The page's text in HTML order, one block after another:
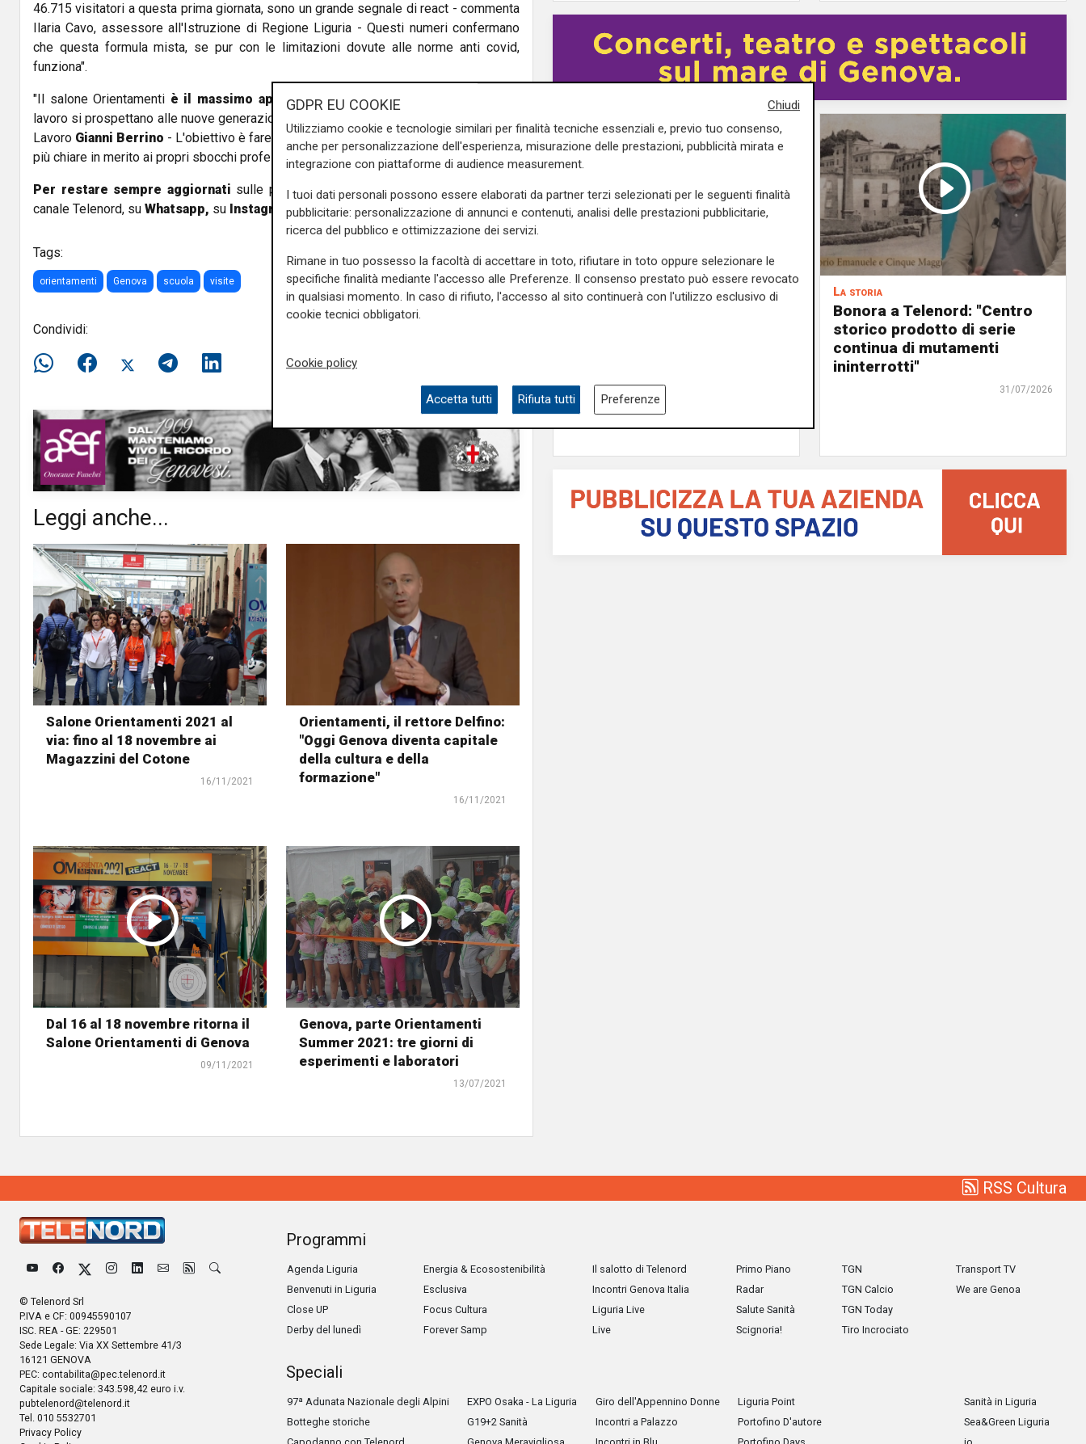
46.715 visitatori a questa prima giornata, sono un grande segnale di react - commenta
Ilaria Cavo, assessore all'Istruzione di Regione Liguria - Questi numeri confermano
che questa formula mista, se pur con le limitazioni dovute alle norme anti covid,
funziona".
"Il salone Orientamenti è il massimo appuntamento in Italia
lavoro si prospettano alle nuove generazioni - ha sottolineato l'assessore regionale al
Lavoro Gianni Berrino - L'obiettivo è fare in modo che i nostri giovani abbiano le idee
più chiare in merito ai propri sbocchi professionali".
Per restare sempre aggiornati sulle principali notizie sulla Liguria seguiteci sul
canale Telenord, su Whatsapp, su Instagram,suYoutubee suFacebook.
Tags:
orientamenti Genova scuola visite
Condividi:
Leggi anche...
Salone Orientamenti 2021 al
via: fino al 18 novembre ai
Magazzini del Cotone
16/11/2021
Orientamenti, il rettore Delfino:
"Oggi Genova diventa capitale
della cultura e della
formazione"
16/11/2021
Dal 16 al 18 novembre ritorna il
Salone Orientamenti di Genova
09/11/2021
Genova, parte Orientamenti
Summer 2021: tre giorni di
esperimenti e laboratori
13/07/2021
Il programma
Made in Italy
La storia
Bonora a Telenord: "Centro
storico prodotto di serie
continua di mutamenti
ininterrotti"
31/07/2026
RSS Cultura
© Telenord Srl
P.IVA e CF: 00945590107
ISC. REA - GE: 229501
Sede Legale: Via XX Settembre 41/3
16121 GENOVA
PEC: contabilita@pec.telenord.it
Capitale sociale: 343.598,42 euro i.v.
pubtelenord@telenord.it
Tel. 010 5532701
Privacy Policy
Programmi
Agenda Liguria
Benvenuti in Liguria
Close UP
Derby del lunedì
Energia & Ecosostenibilità
Esclusiva
Focus Cultura
Forever Samp
Il salotto di Telenord
Incontri Genova Italia
Liguria Live
Live
Primo Piano
Radar
Salute Sanità
Scignoria!
TGN
TGN Calcio
TGN Today
Tiro Incrociato
Transport TV
We are Genoa
Speciali
97ª Adunata Nazionale degli Alpini
Botteghe storiche
EXPO Osaka - La Liguria
G19+2 Sanità
Giro dell'Appennino Donne
Incontri a Palazzo
Liguria Point
Portofino D'autore
Sanità in Liguria
Sea&Green Liguria
Chiudi
GDPR EU COOKIE
Utilizziamo cookie e tecnologie similari per finalità tecniche essenziali e, previo tuo consenso,
anche per personalizzazione dell'esperienza, misurazione delle prestazioni, pubblicità mirata e
integrazione con piattaforme di audience measurement.
I tuoi dati personali possono essere elaborati da partner terzi selezionati per le seguenti finalità
pubblicitarie: personalizzazione di annunci e contenuti, analisi delle prestazioni pubblicitarie,
ricerca del pubblico e ottimizzazione dei servizi.
Rimane in tuo possesso la facoltà di accettare in toto, rifiutare in toto oppure selezionare le
specifiche finalità mediante l'accesso alle Preferenze. Il consenso prestato può essere revocato
in qualsiasi momento. In caso di rifiuto, l'accesso al sito continuerà con l'utilizzo esclusivo di
cookie tecnici obbligatori.
Cookie policy
Accetta tutti Rifiuta tutti Preferenze